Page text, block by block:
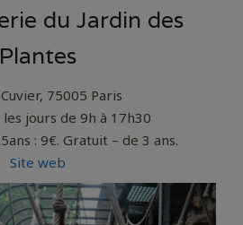
du Jardin des
Plantes
75005 Paris
jours de 9h à 17h30
: 9€. Gratuit – de 3 ans.
Site web